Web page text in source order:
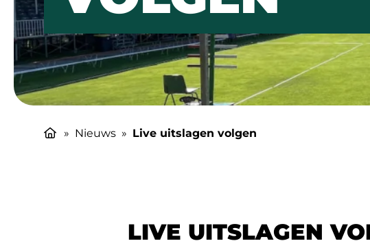
» Nieuws » Live uitslagen volgen
LIVE UITSLAGEN